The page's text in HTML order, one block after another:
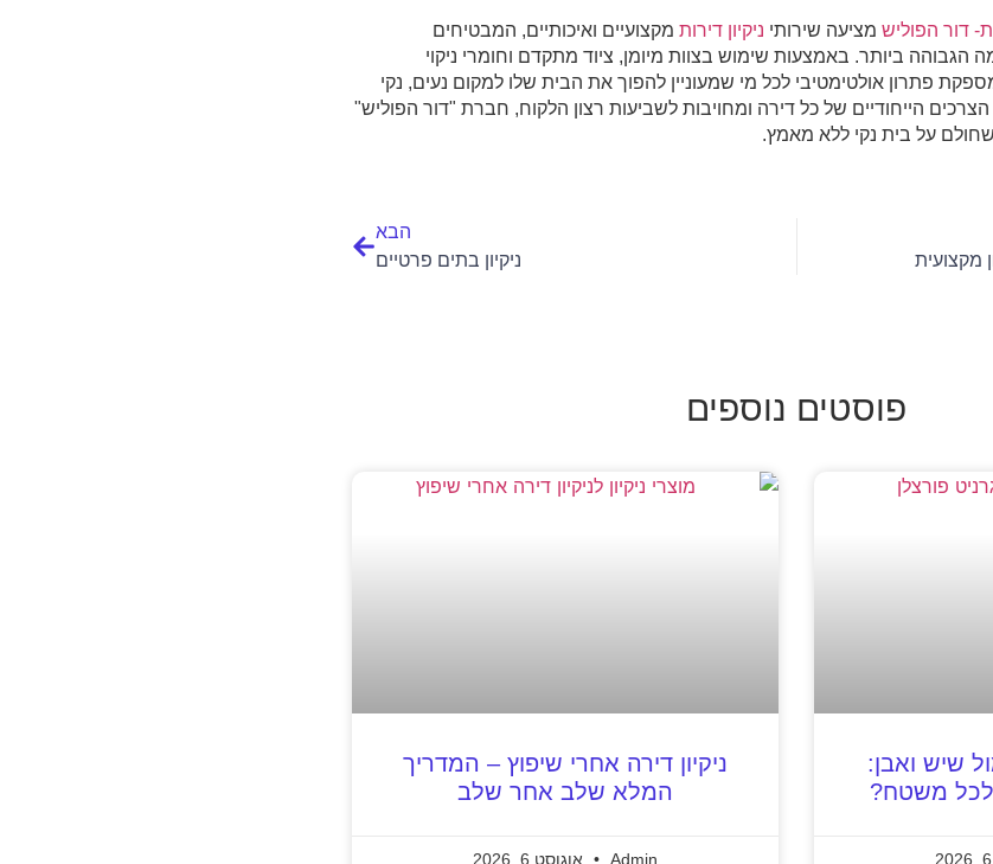
דור הפוליש מציעה שירותי ניקיון דירות מקצועיים ואיכותיים, המבטיחים
הגבוהה ביותר. באמצעות שימוש בצוות מיומן, ציוד מתקדם וחומרי ניקוי
פתרון אולטימטיבי לכל מי שמעוניין להפוך את הבית שלו למקום נעים, נקי
הייחודיים של כל דירה ומחויבות לשביעות רצון הלקוח, חברת "דור הפוליש"
על בית נקי ללא מאמץ.
מקצועית
הבא
ניקיון בתים פרטיים
פוסטים נוספים
שיש ואבן:
לכל משטח?
ניקיון דירה אחרי שיפוץ – המדריך
המלא שלב אחר שלב
Admin אוגוסט 6, 2026